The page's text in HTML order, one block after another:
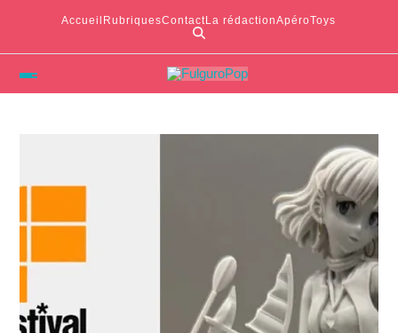
Accueil RubriquesContactLa rédactionApéroToys